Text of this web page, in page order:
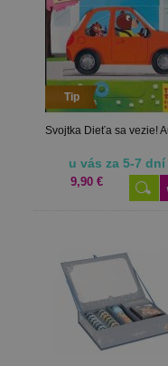
Tip
Svojtka Dieťa sa vezie!
u vás za 5-7 dní
9,90 €